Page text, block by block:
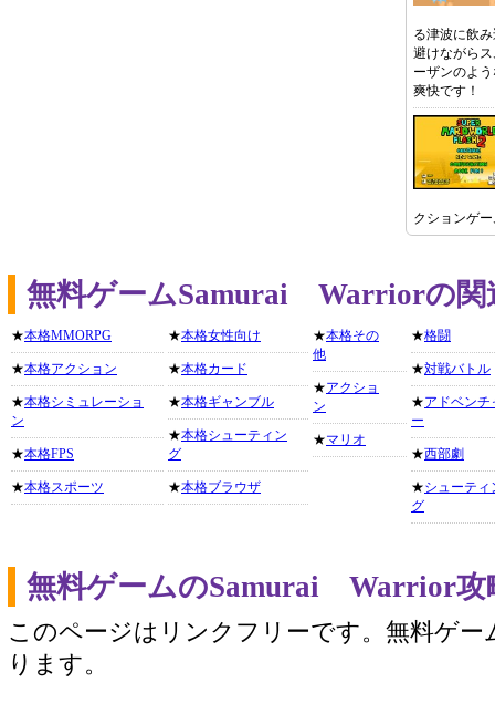
る津波に飲
避けながら
ーザンのよ
爽快です！
クションゲ
無料ゲームSamurai Warriorの関
★本格MMORPG
★本格アクション
★本格シミュレーショ
ン
★本格FPS
★本格スポーツ
★本格女性向け
★本格カード
★本格ギャンブル
★本格シューティン
グ
★本格ブラウザ
★本格その
他
★アクショ
ン
★マリオ
★格闘
★対戦バトル
★アドベンチ
ー
★西部劇
★シューティ
グ
無料ゲームのSamurai Warrior攻
このページはリンクフリーです。無料ゲー
ります。